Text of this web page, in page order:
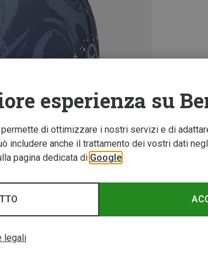
esperienza su
di ottimizzare i nostri servizi e di
includere anche il trattamento dei vostri dati
pagina dedicata di Google
legali